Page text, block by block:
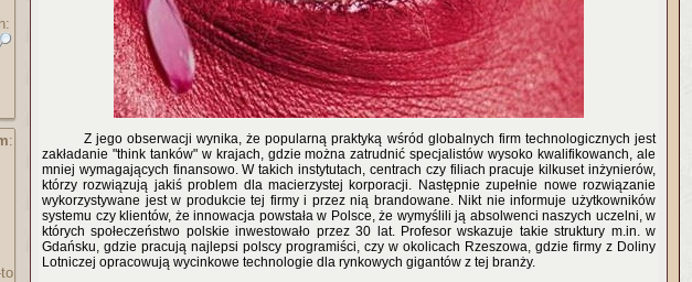
:
Z jego obserwacji wynika, że popularną praktyką wśród globalnych firm technologicznych jest
zakładanie "think tanków" w krajach, gdzie można zatrudnić specjalistów wysoko kwalifikowanch, ale
mniej wymagających finansowo. W takich instytutach, centrach czy filiach pracuje kilkuset inżynierów,
którzy rozwiązują jakiś problem dla macierzystej korporacji. Następnie zupełnie nowe rozwiązanie
wykorzystywane jest w produkcie tej firmy i przez nią brandowane. Nikt nie informuje użytkowników
systemu czy klientów, że innowacja powstała w Polsce, że wymyślili ją absolwenci naszych uczelni, w
których społeczeństwo polskie inwestowało przez 30 lat. Profesor wskazuje takie struktury m.in. w
Gdańsku, gdzie pracują najlepsi polscy programiści, czy w okolicach Rzeszowa, gdzie firmy z Doliny
Lotniczej opracowują wycinkowe technologie dla rynkowych gigantów z tej branży.